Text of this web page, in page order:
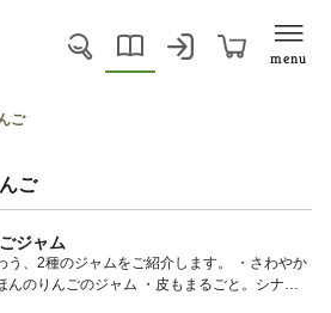
menu
ご
ご
ジャム
う、2種のジャムをご紹介します。 ・さわやか
んのりんごのジャム ・皮もまるごと。シナモ